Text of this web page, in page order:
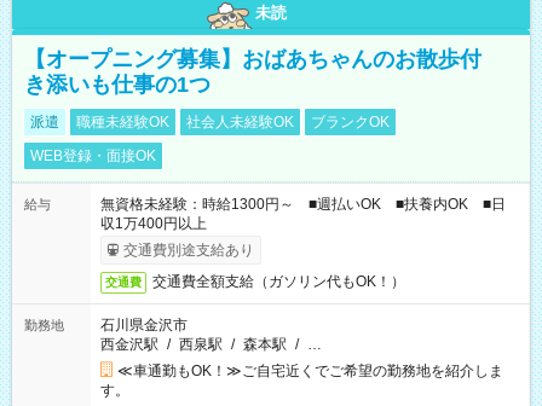
未読
【オープニング募集】おばあちゃんのお散歩付
き添いも仕事の1つ
派遣 職種未経験OK 社会人未経験OK
ブランクOK
WEB登録・面接OK
給与
無資格未経験：時給1300円～ ■週払いOK ■扶養内OK ■日
収1万400円以上
交通費別途支給あり
交通費 交通費全額支給（ガソリン代もOK！）
勤務地
石川県金沢市
西金沢駅 / 西泉駅 / 森本駅 / …
≪車通勤もOK！≫ご自宅近くでご希望の勤務地を紹介しま
す。